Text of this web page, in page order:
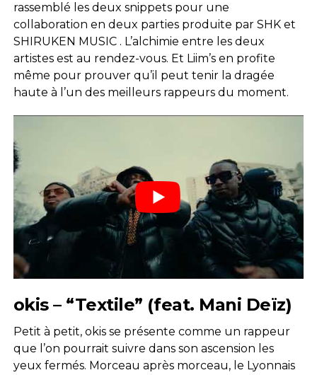
rassemblé les deux snippets pour une
collaboration en deux parties produite par SHK et
SHIRUKEN MUSIC . L’alchimie entre les deux
artistes est au rendez-vous. Et Liim’s en profite
même pour prouver qu’il peut tenir la dragée
haute à l’un des meilleurs rappeurs du moment.
okis – “Textile” (feat. Mani Deïz)
Petit à petit, okis se présente comme un rappeur
que l’on pourrait suivre dans son ascension les
yeux fermés. Morceau après morceau, le Lyonnais